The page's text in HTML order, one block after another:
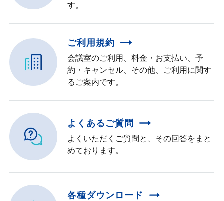
す。
ご利用規約
会議室のご利用、料金・お支払い、予
約・キャンセル、その他、ご利用に関す
るご案内です。
よくあるご質問
よくいただくご質問と、その回答をまと
めております。
各種ダウンロード